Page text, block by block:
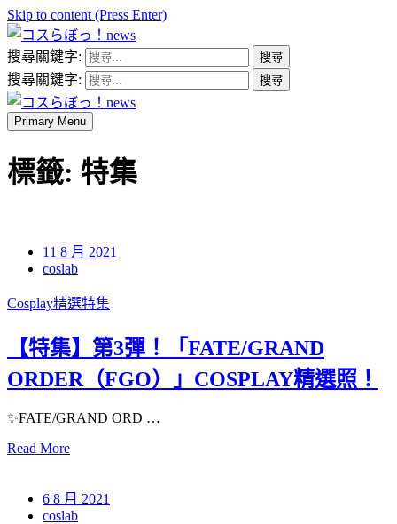
Skip to content (Press Enter)
コスらぼっ！news
搜尋關鍵字:
搜尋關鍵字:
Primary Menu
標籤: 特集
11 8 月 2021
coslab
Cosplay精選特集
【特集】第3彈！「FATE/GRAND
ORDER（FGO）」COSPLAY精選照！
✨FATE/GRAND ORD …
Read More
6 8 月 2021
coslab